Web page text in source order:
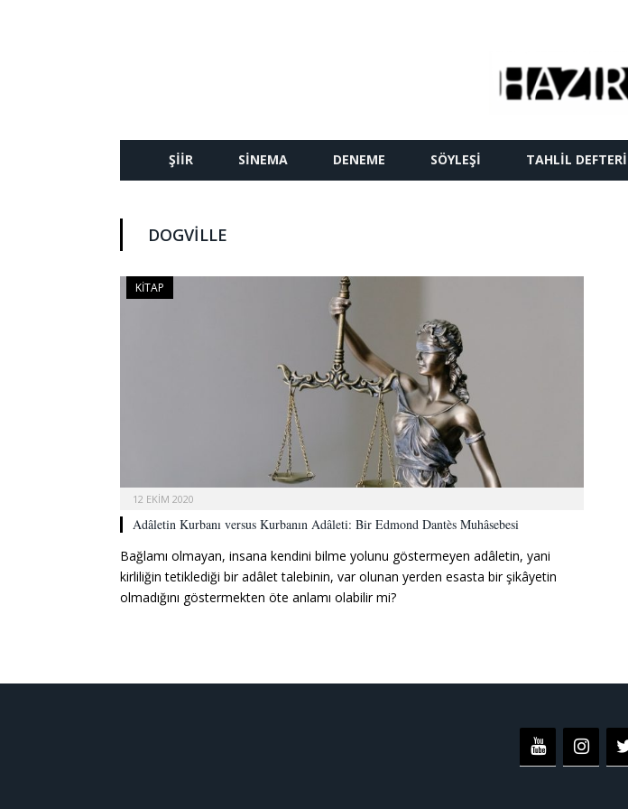
ŞIIR SINEMA DENEME SÖYLEŞI TAHLIL DEFTERI
DOGVILLE
KITAP
12 EKIM 2020
Adâletin Kurbanı versus Kurbanın Adâleti: Bir Edmond Dantès Muhâsebesi
Bağlamı olmayan, insana kendini bilme yolunu göstermeyen adâletin, yani
kirliliğin tetiklediği bir adâlet talebinin, var olunan yerden esasta bir şikâyetin
olmadığını göstermekten öte anlamı olabilir mi?